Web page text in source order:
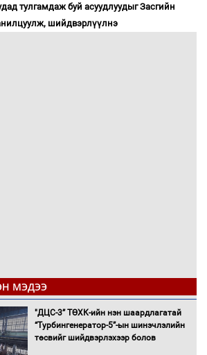
тулгамдаж буй асуудлуудыг Засгийн
шийдвэрлүүлнэ
МЭДЭЭ
"ДЦС-3” ТӨХК-ийн нэн шаардлагатай
“Турбингенератор-5”-ын шинэчлэлийн
төсвийг шийдвэрлэхээр болов